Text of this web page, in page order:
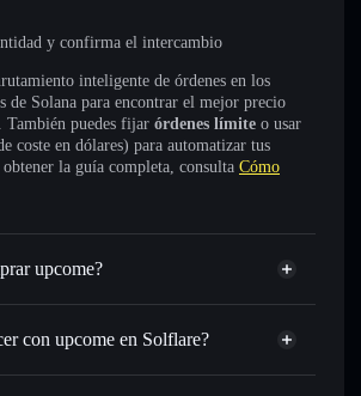
y confirma el intercambio
inteligente de órdenes en los
de Solana para encontrar el mejor precio
También puedes fijar órdenes límite o usar
coste en dólares) para automatizar tus
obtener la guía completa, consulta Cómo
upcome?
con upcome en Solflare?
cartera de Solflare